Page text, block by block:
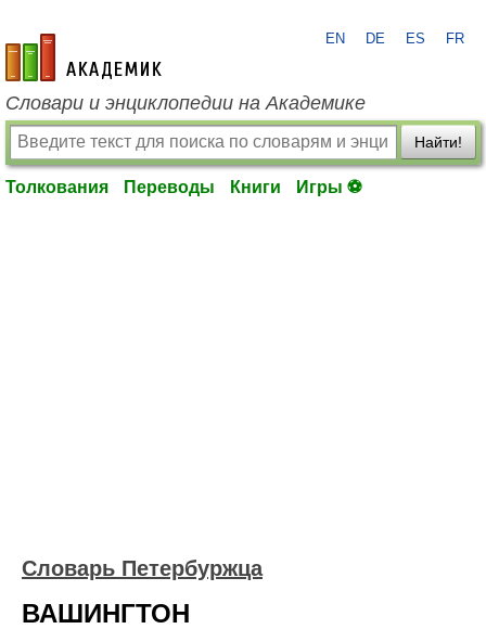
academic.ru
EN DE ES FR
Словари и энциклопедии на Академике
Найти!
Толкования Переводы Книги Игры ⚽
Словарь Петербуржца
ВАШИНГТОН